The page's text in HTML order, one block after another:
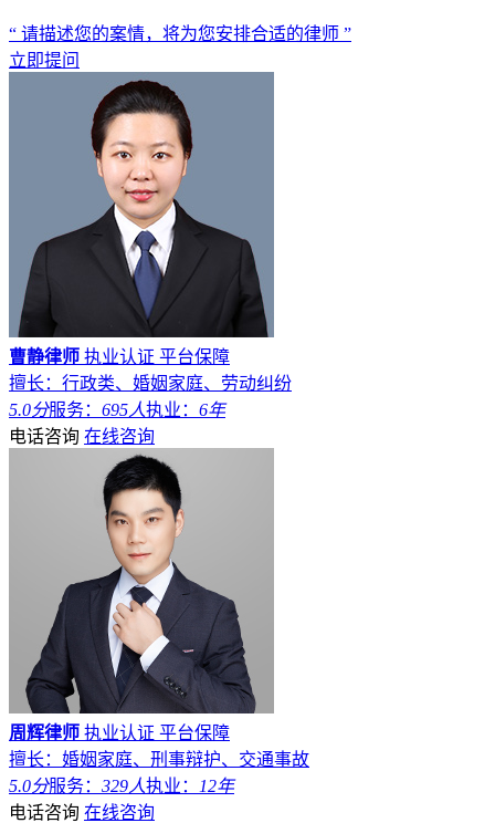
“ 请描述您的案情，将为您安排合适的律师 ”
立即提问
曹静律师 执业认证 平台保障
擅长：行政类、婚姻家庭、劳动纠纷
5.0分服务： 695人执业： 6年
电话咨询 在线咨询
周辉律师 执业认证 平台保障
擅长：婚姻家庭、刑事辩护、交通事故
5.0分服务： 329人执业：
12年
电话咨询 在线咨询